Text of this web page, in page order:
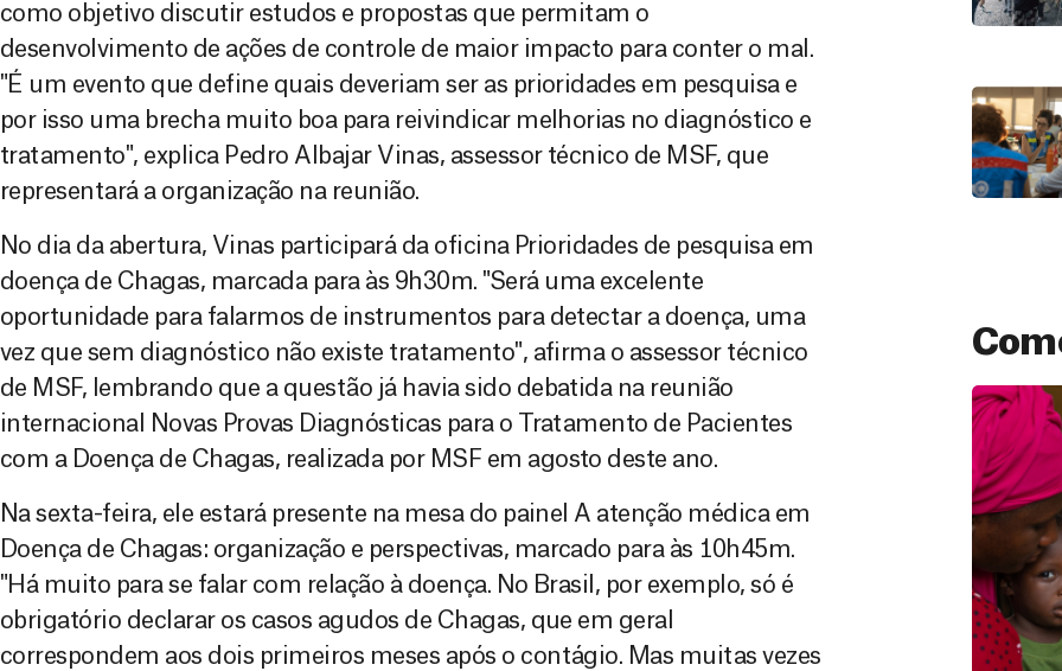
como objetivo discutir estudos e propostas que permitam o
desenvolvimento de ações de controle de maior impacto para conter o mal.
"É um evento que define quais deveriam ser as prioridades em pesquisa e
por isso uma brecha muito boa para reivindicar melhorias no diagnóstico e
tratamento", explica Pedro Albajar Vinas, assessor técnico de MSF, que
representará a organização na reunião.
No dia da abertura, Vinas participará da oficina Prioridades de pesquisa em
doença de Chagas, marcada para às 9h30m. "Será uma excelente
oportunidade para falarmos de instrumentos para detectar a doença, uma
vez que sem diagnóstico não existe tratamento", afirma o assessor técnico
de MSF, lembrando que a questão já havia sido debatida na reunião
internacional Novas Provas Diagnósticas para o Tratamento de Pacientes
com a Doença de Chagas, realizada por MSF em agosto deste ano.
Na sexta-feira, ele estará presente na mesa do painel A atenção médica em
Doença de Chagas: organização e perspectivas, marcado para às 10h45m.
"Há muito para se falar com relação à doença. No Brasil, por exemplo, só é
obrigatório declarar os casos agudos de Chagas, que em geral
correspondem aos dois primeiros meses após o contágio. Mas muitas vezes
Doação
São as
que nos